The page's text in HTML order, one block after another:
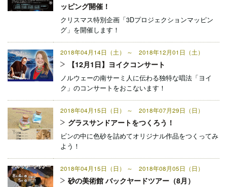
ッピング開催！
クリスマス特別企画「3Dプロジェクションマッピン
グ」を開催します！
2018年04月14日（土） ～ 2018年12月01日（土）
【12月1日】ヨイクコンサート
ノルウェーの南サーミ人に伝わる独特な唱法「ヨイ
ク」のコンサートをおこないます！
2018年04月15日（日） ～ 2018年07月29日（日）
グラスサンドアートをつくろう！
ビンの中に色砂を詰めてオリジナル作品をつくってみ
よう！
2018年04月15日（日） ～ 2018年08月05日（日）
砂の美術館 バックヤードツアー（8月）